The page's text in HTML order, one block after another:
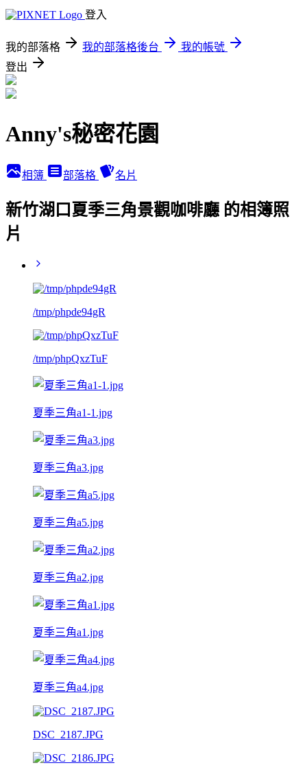
登入
我的部落格 我的部落格後台
我的帳號
登出
Anny's秘密花園
相簿 部落格 名片
新竹湖口夏季三角景觀咖啡廳 的相簿照
片
/tmp/phpde94gR
/tmp/phpQxzTuF
夏季三角a1-1.jpg
夏季三角a3.jpg
夏季三角a5.jpg
夏季三角a2.jpg
夏季三角a1.jpg
夏季三角a4.jpg
DSC_2187.JPG